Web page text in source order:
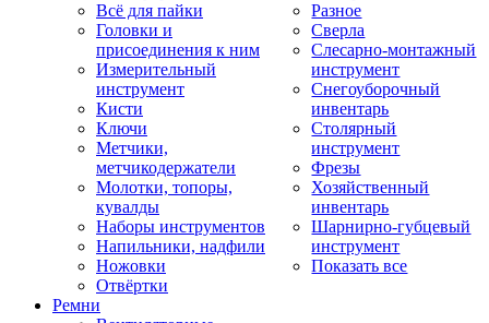
Всё для пайки
Головки и
присоединения к ним
Измерительный
инструмент
Кисти
Ключи
Метчики,
метчикодержатели
Молотки, топоры,
кувалды
Наборы инструментов
Напильники, надфили
Ножовки
Отвёртки
Разное
Сверла
Слесарно-монтажный
инструмент
Снегоуборочный
инвентарь
Столярный
инструмент
Фрезы
Хозяйственный
инвентарь
Шарнирно-губцевый
инструмент
Показать все
Ремни